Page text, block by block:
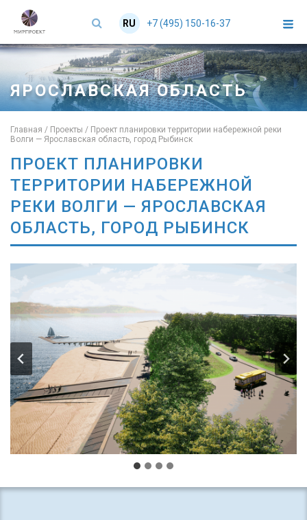
EN
RU +7 (495) 150-16-37
ЯРОСЛАВСКАЯ ОБЛАСТЬ
Главная / Проекты / Проект планировки территории набережной реки
Волги — Ярославская область, город Рыбинск
ПРОЕКТ ПЛАНИРОВКИ
ТЕРРИТОРИИ НАБЕРЕЖНОЙ
РЕКИ ВОЛГИ — ЯРОСЛАВСКАЯ
ОБЛАСТЬ, ГОРОД РЫБИНСК